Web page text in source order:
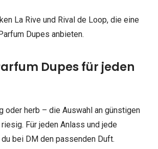
La Rive und Rival de Loop, die eine
Dupes anbieten.
Dupes für jeden
oder herb – die Auswahl an günstigen
Für jeden Anlass und jede
bei DM den passenden Duft.